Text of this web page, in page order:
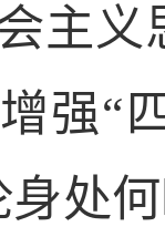
主
强“
身处